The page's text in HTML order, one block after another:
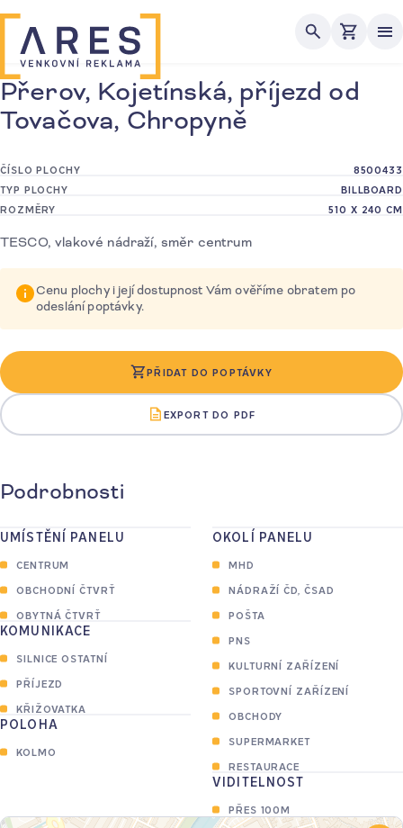
Přerov, Kojetínská, příjezd od
Tovačova, Chropyně
ČÍSLO PLOCHY
8500433
TYP PLOCHY
BILLBOARD
ROZMĚRY
510 X 240 CM
TESCO, vlakové nádraží, směr centrum
Cenu plochy i její dostupnost Vám ověříme obratem po
odeslání poptávky.
PŘIDAT DO POPTÁVKY
EXPORT DO PDF
Podrobnosti
UMÍSTĚNÍ PANELU
CENTRUM
OBCHODNÍ ČTVRŤ
OBYTNÁ ČTVRŤ
KOMUNIKACE
SILNICE OSTATNÍ
PŘÍJEZD
KŘIŽOVATKA
POLOHA
KOLMO
OKOLÍ PANELU
MHD
NÁDRAŽÍ ČD, ČSAD
POŠTA
PNS
KULTURNÍ ZAŘÍZENÍ
SPORTOVNÍ ZAŘÍZENÍ
OBCHODY
SUPERMARKET
RESTAURACE
VIDITELNOST
PŘES 100M